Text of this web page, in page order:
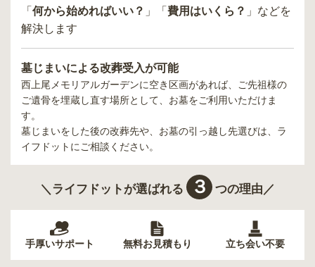
「 何から始めればいい？ 」「 費用はいくら？ 」などを
解決します
墓じまいによる改葬受入が可能
西上尾メモリアルガーデンに空き区画があれば、ご先祖様の
ご遺骨を埋蔵し直す場所として、お墓をご利用いただけま
す。
墓じまいをした後の改葬先や、お墓の引っ越し先選びは、ラ
イフドットにご相談ください。
＼ライフドットが選ばれる ３ つの理由／
手厚いサポート 無料お見積もり 立ち会い不要